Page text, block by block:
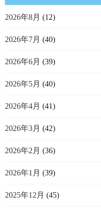
2026年8月 (12)
2026年7月 (40)
2026年6月 (39)
2026年5月 (40)
2026年4月 (41)
2026年3月 (42)
2026年2月 (36)
2026年1月 (39)
2025年12月 (45)